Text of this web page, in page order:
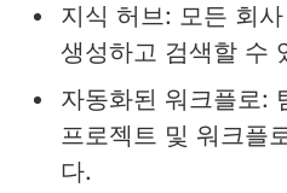
지식 허브: 모든 회
생성하고 검색할 수
자동화된 워크플로:
프로젝트 및 워크플
다.